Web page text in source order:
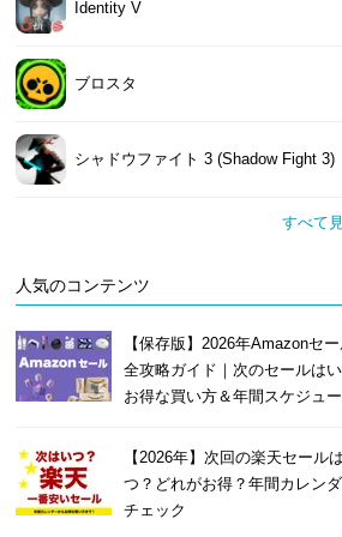
Identity V
ブロスタ
シャドウファイト 3 (Shadow Fight 3)
すべて
人気のコンテンツ
【保存版】2026年Amazonセ
全攻略ガイド｜次のセールは
お得な買い方＆年間スケジュ
【2026年】次回の楽天セール
つ？どれがお得？年間カレン
チェック